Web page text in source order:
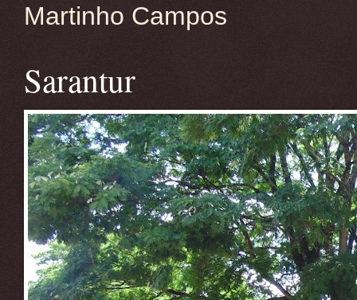
Martinho Campos
Sarantur